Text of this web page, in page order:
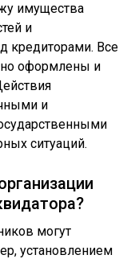
имущества
и
кредиторами. Все
оформлены и
и
ситуаций.
могут
установлением